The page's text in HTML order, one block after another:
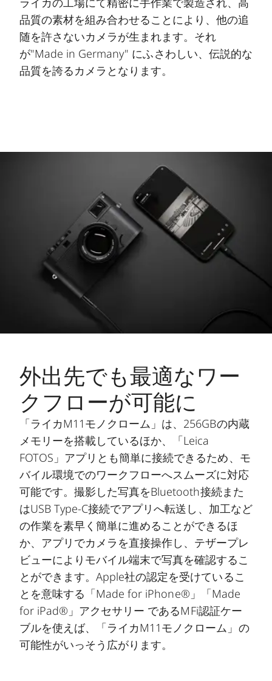
品質の素材を組み合わせることにより、他の追
随を許さないカメラが生まれます。それ
が"Made in Germany" にふさわしい、伝説的な
品質を誇るカメラとなります。
外出先でも最適なワー
クフローが可能に
「ライカM11モノクローム」は、256GBの内蔵
メモリーを搭載しているほか、「Leica
FOTOS」アプリとも簡単に接続できるため、モ
バイル環境でのワークフローへスムーズに対応
可能です。撮影した写真をBluetooth接続また
はUSB Type-C接続でアプリへ転送し、加工など
の作業を素早く簡単に進めることができるほ
か、アプリでカメラを直接操作し、テザープレ
ビューによりモバイル端末で写真を確認するこ
とができます。Apple社の認定を受けているこ
とを意味する「Made for iPhone®」「Made
for iPad®」アクセサリー であるMFi認証ケー
ブルを使えば、「ライカM11モノクローム」の
可能性がいっそう広がります。